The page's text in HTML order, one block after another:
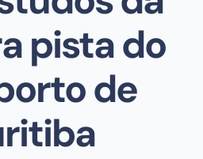
pista do
de